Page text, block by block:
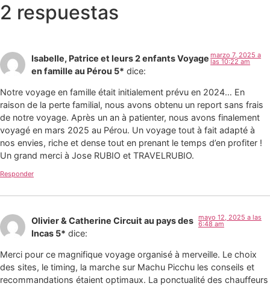
2 respuestas
Isabelle, Patrice et leurs 2 enfants Voyage
en famille au Pérou 5* dice:
marzo 7, 2025 a
las 10:22 am
Notre voyage en famille était initialement prévu en 2024… En
raison de la perte familial, nous avons obtenu un report sans frais
de notre voyage. Après un an à patienter, nous avons finalement
voyagé en mars 2025 au Pérou. Un voyage tout à fait adapté à
nos envies, riche et dense tout en prenant le temps d’en profiter !
Un grand merci à Jose RUBIO et TRAVELRUBIO.
Responder
Olivier & Catherine Circuit au pays des
Incas 5* dice:
mayo 12, 2025 a las
6:48 am
Merci pour ce magnifique voyage organisé à merveille. Le choix
des sites, le timing, la marche sur Machu Picchu les conseils et
recommandations étaient optimaux. La ponctualité des chauffeurs